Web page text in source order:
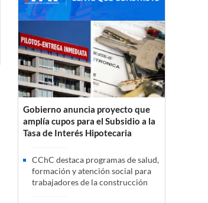
Gobierno anuncia proyecto que
amplía cupos para el Subsidio a la
Tasa de Interés Hipotecaria
CChC destaca programas de salud,
formación y atención social para
trabajadores de la construcción